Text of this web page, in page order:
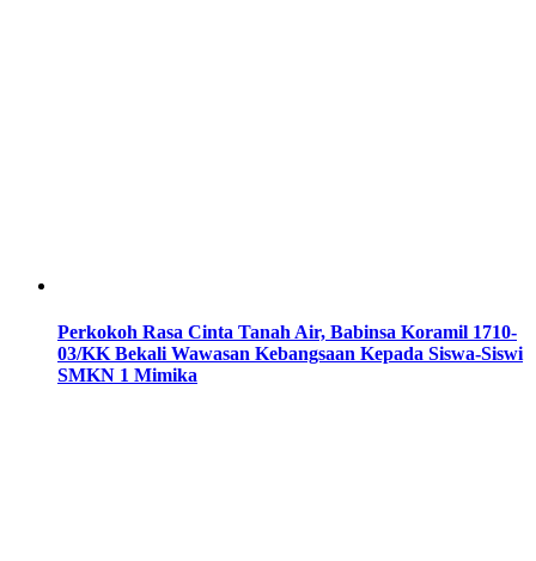
Perkokoh Rasa Cinta Tanah Air, Babinsa Koramil 1710-
03/KK Bekali Wawasan Kebangsaan Kepada Siswa-Siswi
SMKN 1 Mimika